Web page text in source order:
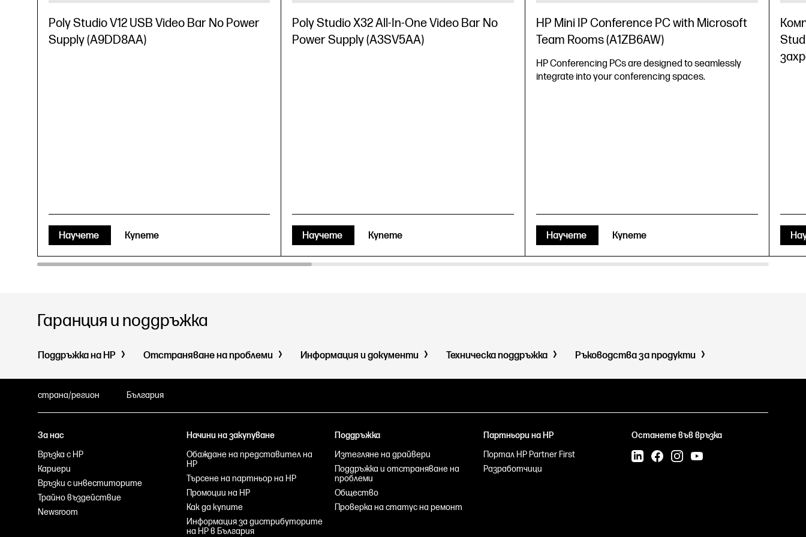
Poly Studio V12 USB Video Bar No Power
Supply (A9DD8AA)
Научете Купете
Poly Studio X32 All-In-One Video Bar No
Power Supply (A3SV5AA)
Научете Купете
HP Mini IP Conference PC with Microsoft
Team Rooms (A1ZB6AW)
HP Conferencing PCs are designed to seamlessly
integrate into your conferencing spaces.
Научете Купете
Гаранция и поддръжка
Поддръжка на HP Отстраняване на проблеми Информация и документи Техническа поддръжка Ръководства за продукти
страна/регион България
За нас
Връзка с HP
Кариери
Връзки с инвеститорите
Трайно въздействие
Newsroom
Начини на закупуване
Обаждане на представител на
HP
Търсене на партньор на HP
Промоции на HP
Как да купите
Информация за дистрибуторите
на HP в България
Поддръжка
Изтегляне на драйвери
Поддръжка и отстраняване на
проблеми
Общество
Проверка на статус на ремонт
Партньори на HP
Портал HP Partner First
Разработчици
Останете във връзка